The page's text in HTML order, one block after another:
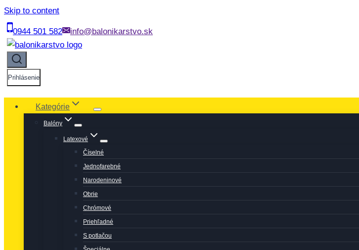
Skip to content
0944 501 582 info@balonikarstvo.sk
Prihlásenie
Kategórie
Balóny
Latexové
Číselné
Jednofarebné
Narodeninové
Obrie
Chrómové
Priehľadné
S potlačou